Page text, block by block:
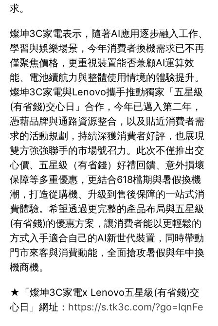
求。
燦坤3C家電表示，隨著AI應用逐步融入工作、
學習與娛樂場景，今年消費者換機需求已不再
僅聚焦價格，更重視裝置能否兼顧AI運算效
能、電池續航力與整體使用情境的體驗提升。
燦坤3C家電與Lenovo攜手推動獨家「五星級
(有省錢)交心日」合作，今年已邁入第二年，
憑藉品牌與通路資源整合，以及貼近消費者需
求的活動規劃，持續深獲消費者好評，也展現
雙方強強聯手的市場號召力。此次不僅推出交
心價、五星級（有省錢）好禮回饋、意外損壞
保障等多重優惠，更結合618檔期與暑假換機
潮，打造從購機、升級到售後保障的一站式消
費體驗。希望透過更完整的產品布局與五星級
(有省錢)的優惠方案，讓消費者能以更輕鬆的
方式入手適合自己的AI新世代裝置，同時帶動
門市來客與消費動能，全面搶攻暑假與年中換
機商機。
★「燦坤3C家電x Lenovo五星級(有省錢)交
心日」網址： https://s.tk3c.com/?go=IqnFe